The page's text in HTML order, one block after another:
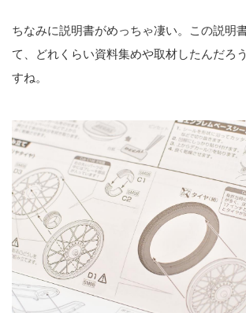
ちなみに説明書がめっちゃ凄い。この説明
て、どれくらい資料集めや取材したんだろ
すね。